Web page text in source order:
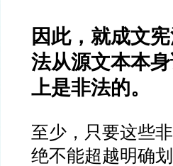
因此，就成文
法从源文本本
上是非法的。
至少，只要这些
绝不能超越明确